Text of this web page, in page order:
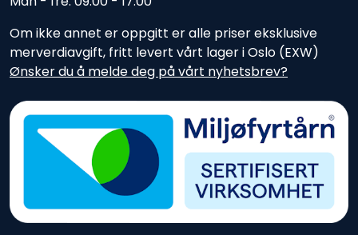
Om ikke annet er oppgitt er alle priser eksklusive
merverdiavgift, fritt levert vårt lager i Oslo (EXW)
Ønsker du å melde deg på vårt nyhetsbrev?